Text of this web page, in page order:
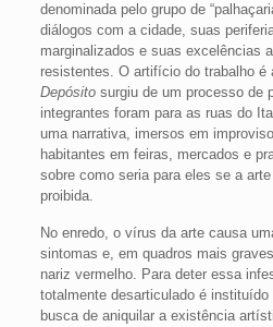
denominada pelo grupo de
diálogos com a cidade, suas
marginalizados e suas excelências
resistentes. O artifício do trabalho
Depósitosurgiu de um processo de
integrantes foram para as ruas do
uma narrativa, imersos em
habitantes em feiras, mercados e
sobre como seria para eles se a
proibida.
No enredo, o vírus da arte causa
sintomas e, em quadros mais
nariz vermelho. Para deter essa
totalmente desarticulado é
busca de aniquilar a existência